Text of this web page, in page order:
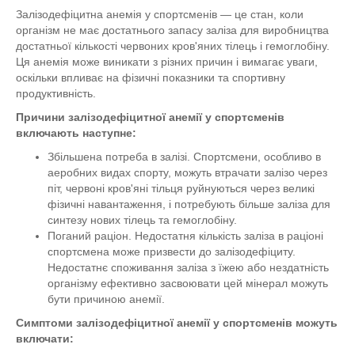
Залізодефіцитна анемія у спортсменів — це стан, коли
організм не має достатнього запасу заліза для виробництва
достатньої кількості червоних кров'яних тілець і гемоглобіну.
Ця анемія може виникати з різних причин і вимагає уваги,
оскільки впливає на фізичні показники та спортивну
продуктивність.
Причини залізодефіцитної анемії у спортсменів
включають наступне:
Збільшена потреба в залізі. Спортсмени, особливо в
аеробних видах спорту, можуть втрачати залізо через
піт, червоні кров'яні тільця руйнуються через великі
фізичні навантаження, і потребують більше заліза для
синтезу нових тілець та гемоглобіну.
Поганий раціон. Недостатня кількість заліза в раціоні
спортсмена може призвести до залізодефіциту.
Недостатнє споживання заліза з їжею або нездатність
організму ефективно засвоювати цей мінерал можуть
бути причиною анемії.
Симптоми залізодефіцитної анемії у спортсменів можуть
включати: